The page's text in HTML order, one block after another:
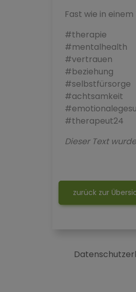
Fast wie in
#therapie
#mentalhealth
#vertrauen
#beziehung
#selbstfürsorge
#achtsamkeit
#therapeut24
Dieser Text
zurück zur